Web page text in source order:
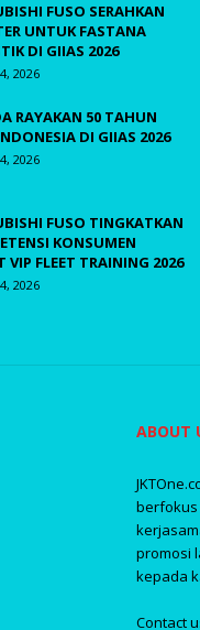
FUSO SERAHKAN
UNTUK FASTANA
DI GIIAS 2026
2026
RAYAKAN 50 TAHUN
DI GIIAS 2026
2026
FUSO TINGKATKAN
KONSUMEN
VIP FLEET TRAINING 2026
2026
ABOUT
berfokus
promosi
kepada
Contact